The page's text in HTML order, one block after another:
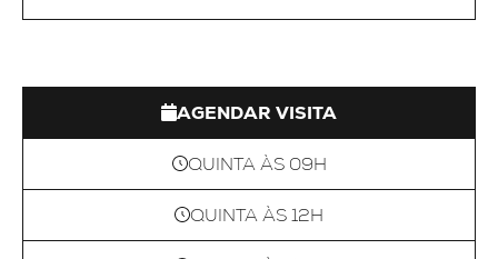
AGENDAR VISITA
QUINTA ÀS 09H
QUINTA ÀS 12H